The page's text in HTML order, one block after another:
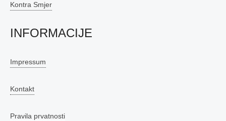
Kontra Smjer
INFORMACIJE
Impressum
Kontakt
Pravila prvatnosti